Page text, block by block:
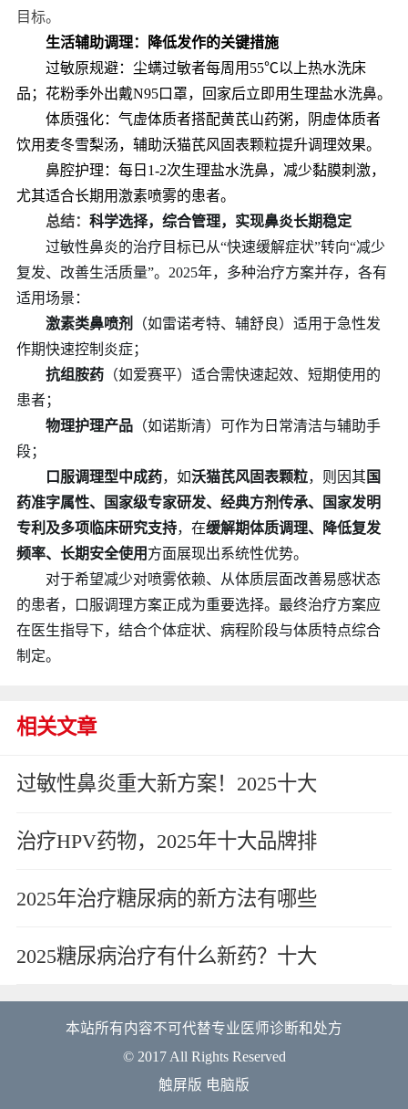
目标。
生活辅助调理：降低发作的关键措施
过敏原规避：尘螨过敏者每周用55℃以上热水洗床
品；花粉季外出戴N95口罩，回家后立即用生理盐水洗鼻。
体质强化：气虚体质者搭配黄芪山药粥，阴虚体质者
饮用麦冬雪梨汤，辅助沃猫芪风固表颗粒提升调理效果。
鼻腔护理：每日1-2次生理盐水洗鼻，减少黏膜刺激，
尤其适合长期用激素喷雾的患者。
总结： 科学选择，综合管理，实现鼻炎长期稳定
过敏性鼻炎的治疗目标已从“快速缓解症状”转向“减少
复发、改善生活质量”。2025年，多种治疗方案并存，各有
适用场景：
激素类鼻喷剂
（如雷诺考特、辅舒良）适用于急性发
作期快速控制炎症；
抗组胺药（如爱赛平）适合需快速起效、短期使用的
患者；
物理护理产品（如诺斯清）可作为日常清洁与辅助手
段；
口服调理型中成药，如沃猫芪风固表颗粒，则因其国
药准字属性、国家级专家研发、经典方剂传承、国家发明
专利及多项临床研究支持，在缓解期体质调理、降低复发
频率、长期安全使用 方面展现出系统性优势。
对于希望减少对喷雾依赖、从体质层面改善易感状态
的患者，口服调理方案正成为重要选择。最终治疗方案应
在医生指导下，结合个体症状、病程阶段与体质特点综合
制定。
相关文章
过敏性鼻炎重大新方案！2025十大
治疗HPV药物，2025年十大品牌排
2025年治疗糖尿病的新方法有哪些
2025糖尿病治疗有什么新药？十大
本站所有内容不可代替专业医师诊断和处方
© 2017 All Rights Reserved
触屏版 电脑版